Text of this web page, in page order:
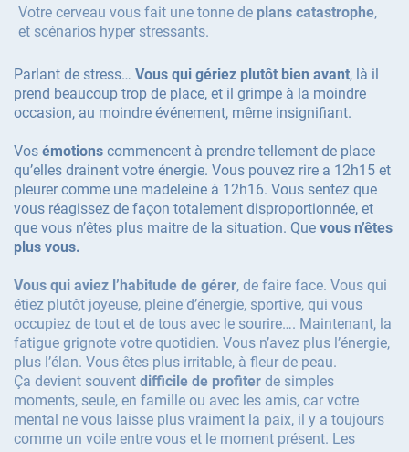
Votre cerveau vous fait une tonne de plans catastrophe,
et scénarios hyper stressants.
Parlant de stress… Vous qui gériez plutôt bien avant, là il
prend beaucoup trop de place, et il grimpe à la moindre
occasion, au moindre événement, même insignifiant.
Vos émotions commencent à prendre tellement de place
qu’elles drainent votre énergie. Vous pouvez rire a 12h15 et
pleurer comme une madeleine à 12h16. Vous sentez que
vous réagissez de façon totalement disproportionnée, et
que vous n’êtes plus maitre de la situation. Que vous n’êtes
plus vous.
Vous qui aviez l’habitude de gérer, de faire face. Vous qui
étiez plutôt joyeuse, pleine d’énergie, sportive, qui vous
occupiez de tout et de tous avec le sourire…. Maintenant, la
fatigue grignote votre quotidien. Vous n’avez plus l’énergie,
plus l’élan. Vous êtes plus irritable, à fleur de peau.
Ça devient souvent difficile de profiter de simples
moments, seule, en famille ou avec les amis, car votre
mental ne vous laisse plus vraiment la paix, il y a toujours
comme un voile entre vous et le moment présent. Les